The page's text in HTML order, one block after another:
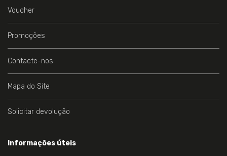
Voucher
Promoções
Contacte-nos
Mapa do Site
Solicitar devolução
Informações úteis